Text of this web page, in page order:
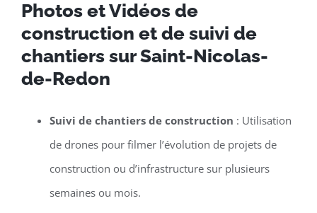
Photos et Vidéos de
construction et de suivi de
chantiers sur Saint-Nicolas-
de-Redon
Suivi de chantiers de construction : Utilisation
de drones pour filmer l’évolution de projets de
construction ou d’infrastructure sur plusieurs
semaines ou mois.